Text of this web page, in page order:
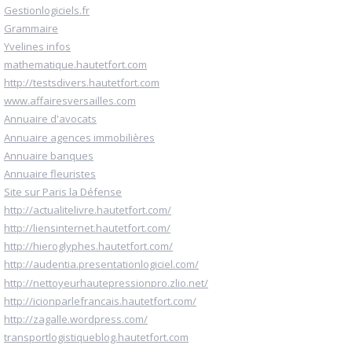
Gestionlogiciels.fr
Grammaire
Yvelines infos
mathematique.hautetfort.com
http://testsdivers.hautetfort.com
www.affairesversailles.com
Annuaire d'avocats
Annuaire agences immobilières
Annuaire banques
Annuaire fleuristes
Site sur Paris la Défense
http://actualitelivre.hautetfort.com/
http://liensinternet.hautetfort.com/
http://hieroglyphes.hautetfort.com/
http://audentia.presentationlogiciel.com/
http://nettoyeurhautepressionpro.zlio.net/
http://icionparlefrancais.hautetfort.com/
http://zagalle.wordpress.com/
transportlogistiqueblog.hautetfort.com